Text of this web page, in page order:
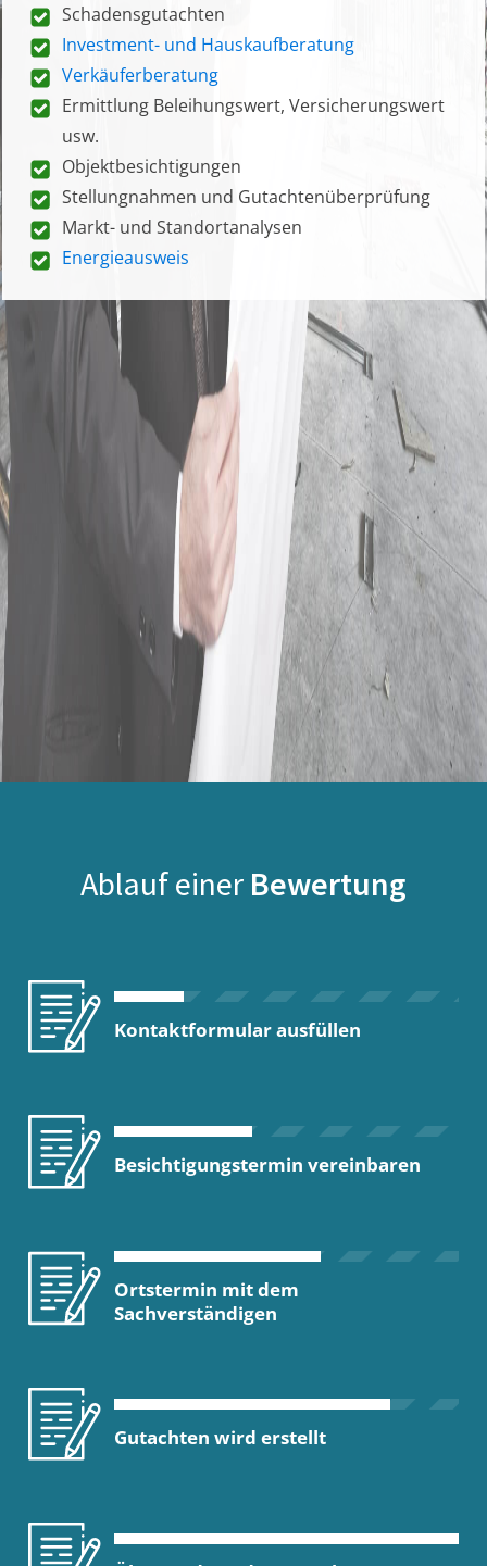
Schadensgutachten
Investment- und Hauskaufberatung
Verkäuferberatung
Ermittlung Beleihungswert, Versicherungswert
usw.
Objektbesichtigungen
Stellungnahmen und Gutachtenüberprüfung
Markt- und Standortanalysen
Energieausweis
Ablauf einer Bewertung
Kontaktformular ausfüllen
Besichtigungstermin vereinbaren
Ortstermin mit dem
Sachverständigen
Gutachten wird erstellt